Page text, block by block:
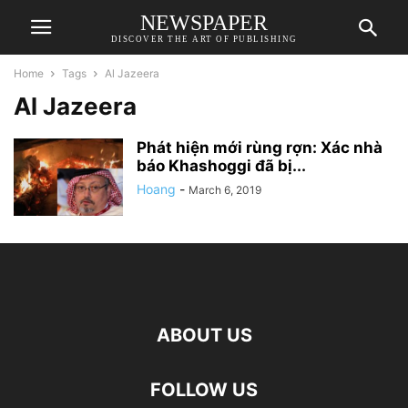
NEWSPAPER
DISCOVER THE ART OF PUBLISHING
Home Tags Al Jazeera
Al Jazeera
Phát hiện mới rùng rợn: Xác nhà
báo Khashoggi đã bị...
Hoang - March 6, 2019
ABOUT US
FOLLOW US